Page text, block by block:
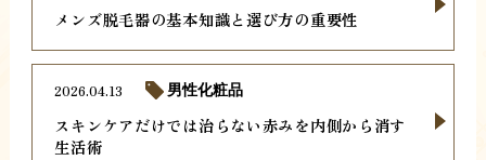
メンズ脱毛器の基本知識と選び方の重要性
スキンケアだけでは治らない赤みを内側から消す
生活術
2026.04.13 男性化粧品